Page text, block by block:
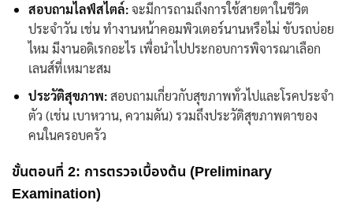
สอบถามไลฟ์สไตล์:จะมีการถามถึงการใช้สายตาในชีวิต
ประจำวัน เช่น ทำงานหน้าคอมพิวเตอร์นานหรือไม่ ขับรถบ่อย
ไหม มีงานอดิเรกอะไร เพื่อนำไปประกอบการพิจารณาเลือก
เลนส์ที่เหมาะสม
ประวัติสุขภาพ:สอบถามเกี่ยวกับสุขภาพทั่วไปและโรคประจำ
ตัว (เช่น เบาหวาน, ความดัน) รวมถึงประวัติสุขภาพตาของ
คนในครอบครัว
ขั้นตอนที่ 2: การตรวจเบื้องต้น (Preliminary
Examination)